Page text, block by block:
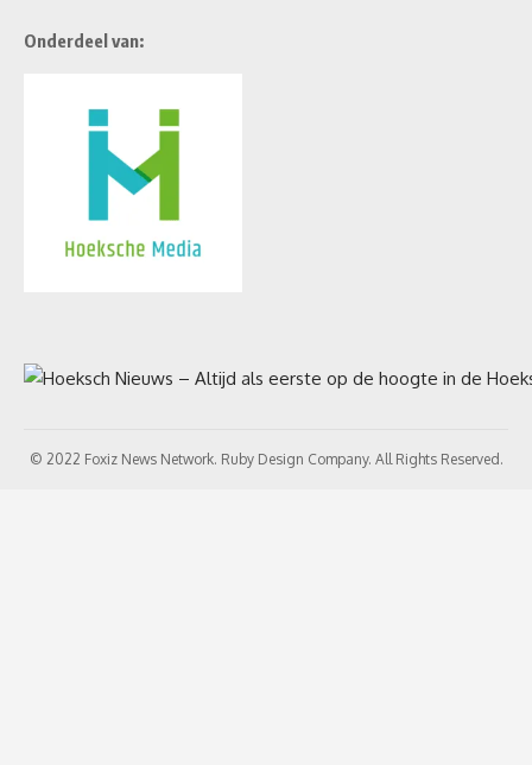
Onderdeel van:
© 2022 Foxiz News Network. Ruby Design Company. All Rights Reserved.